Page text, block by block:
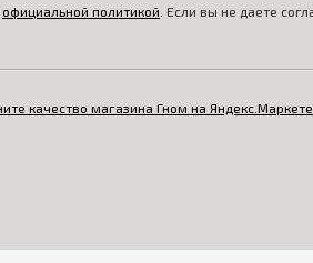
официальной политикой . Если вы не даете